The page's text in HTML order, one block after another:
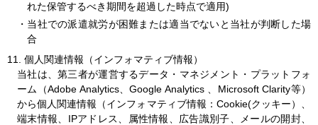
れた保管するべき期間を超過した時点で適用)
・当社での派遣就労が困難または適当でないと当社が判断した場
合
11.
個人関連情報（インフォマティブ情報）
当社は、第三者が運営するデータ・マネジメント・プラットフォ
ーム（Adobe Analytics、Google Analytics 、Microsoft Clarity等）
から個人関連情報（インフォマティブ情報：Cookie(クッキー）、
端末情報、IPアドレス、属性情報、広告識別子、メールの開封、